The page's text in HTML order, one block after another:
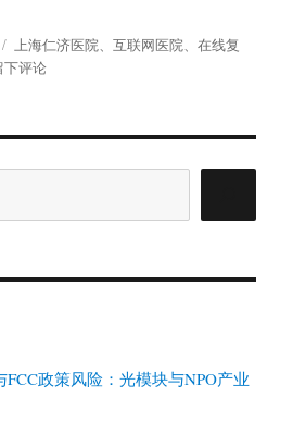
个
诊
号
标
签
上海仁济医院 、互联网医院 、在线复
下评论
FCC政策风险：光模块与NPO产业